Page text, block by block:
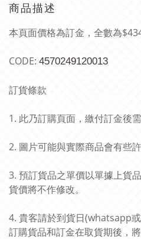
商品描述
本頁面價格為訂金，全數為
CODE: 4570249120013
訂貨條款
1. 此乃訂購頁面，繳付訂金後需
2. 圖片可能與實際商品會有些
3. 預訂貨品之單價以單據上貨
貨價將不作修改。
4. 貴客請於到貨日(whatsapp
訂購貨品和訂金在取貨期後，